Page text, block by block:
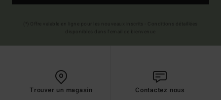
Trouver un magasin Contactez nous